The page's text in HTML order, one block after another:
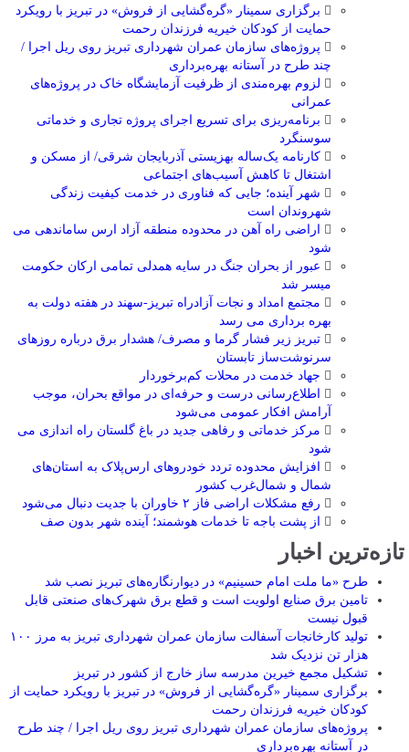
برگزاری سمینار «گره‌گشایی از فروش» در تبریز با رویکرد
حمایت از کودکان خیریه فرزندان رحمت
پروژه‌های سازمان عمران شهرداری تبریز روی ریل اجرا /
چند طرح در آستانه بهره‌برداری
لزوم بهره‌مندی از ظرفیت آزمایشگاه خاک در پروژه‌های
عمرانی
برنامه‌ریزی برای تسریع اجرای پروژه تجاری و خدماتی
سوسنگرد
کارنامه یک‌ساله بهزیستی آذربایجان شرقی/ از مسکن و
اشتغال تا کاهش آسیب‌های اجتماعی
شهر آینده؛ جایی که فناوری در خدمت کیفیت زندگی
شهروندان است
اراضی راه آهن در محدوده منطقه آزاد ارس ساماندهی می
شود
عبور از بحران جنگ در سایه همدلی تمامی ارکان حکومت
میسر شد
مجتمع امداد و نجات آزادراه تبریز-سهند در هفته دولت به
بهره ‌برداری می‌ رسد
تبریز زیر فشار گرما و مصرف/ هشدار برق درباره روزهای
سرنوشت‌ساز تابستان
جهاد خدمت در محلات کم‌برخوردار
اطلاع‌رسانی درست و حرفه‌ای در مواقع بحران، موجب
آرامش افکار عمومی می‌شود
مرکز خدماتی و رفاهی جدید در باغ گلستان راه اندازی می
شود
افزایش محدوده تردد خودروهای ارس‌پلاک به استان‌های
شمال و شمال‌غرب کشور
رفع مشکلات اراضی فاز ۲ خاوران با جدیت دنبال می‌شود
از پشت باجه تا خدمات هوشمند؛ آینده شهر بدون صف
تازه‌ترین اخبار
طرح «ما ملت امام حسینیم» در دیوارنگاره‌های تبریز نصب شد
تامین برق صنایع اولویت است و قطع برق شهرک‌های صنعتی قابل
قبول نیست
تولید کارخانجات آسفالت سازمان عمران شهرداری تبریز به مرز ۱۰۰
هزار تن نزدیک شد
تشکیل مجمع خیرین مدرسه ‌ساز خارج از کشور در تبریز
برگزاری سمینار «گره‌گشایی از فروش» در تبریز با رویکرد حمایت از
کودکان خیریه فرزندان رحمت
پروژه‌های سازمان عمران شهرداری تبریز روی ریل اجرا / چند طرح
در آستانه بهره‌برداری